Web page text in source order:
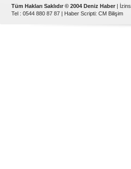
Tüm Hakları Saklıdır © 2004 Deniz Haber |
Tel : 0544 880 87 87 | Haber Scripti: CM Bilişim